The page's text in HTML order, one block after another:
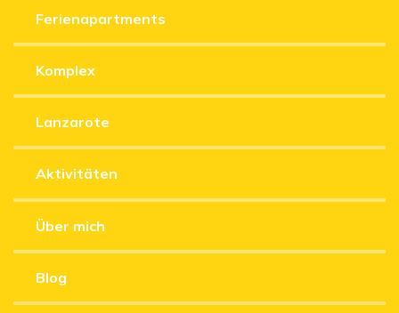
Ferienapartments
Komplex
Lanzarote
Aktivitäten
Über mich
Blog